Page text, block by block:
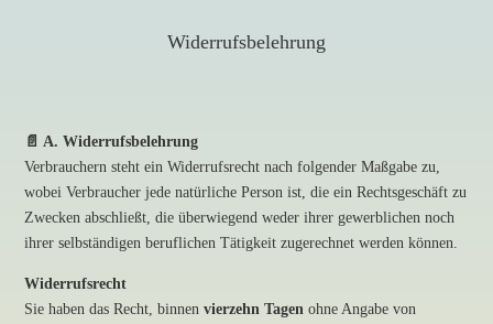
Widerrufsbelehrung
📄 A. Widerrufsbelehrung
Verbrauchern steht ein Widerrufsrecht nach folgender Maßgabe zu,
wobei Verbraucher jede natürliche Person ist, die ein Rechtsgeschäft zu
Zwecken abschließt, die überwiegend weder ihrer gewerblichen noch
ihrer selbständigen beruflichen Tätigkeit zugerechnet werden können.
Widerrufsrecht
Sie haben das Recht, binnen vierzehn Tagen ohne Angabe von